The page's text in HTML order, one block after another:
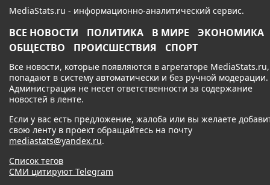
MediaStats.ru - информационно-аналитический сервис.
ВСЕ НОВОСТИ ПОЛИТИКА В МИРЕ
ЭКОНОМИКА
ОБЩЕСТВО
ПРОИСШЕСТВИЯ СПОРТ
Все новости, которые появляются в агрегаторе MediaStats.ru,
попадают в систему автоматически и без ручной модерации.
Администрация не несет ответственности за содержание
новостей в ленте.
Если у вас есть предложение, жалоба или вы желаете
свою ленту в проект обращайтесь на почту
mediastats@yandex.ru.
Список тегов
СМИ цитируют Telegram